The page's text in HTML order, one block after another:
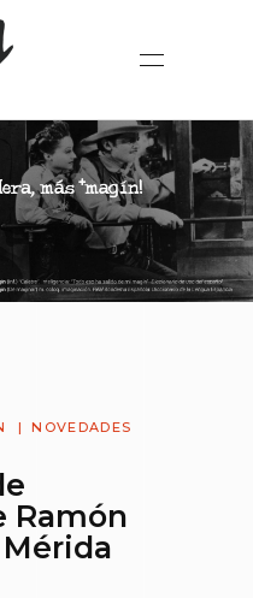
NOVEDADES
Ramón